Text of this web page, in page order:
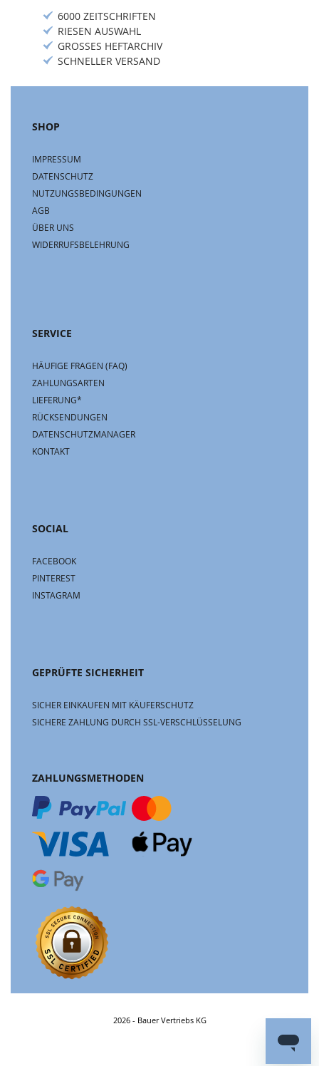
6000 ZEITSCHRIFTEN
RIESEN AUSWAHL
GROSSES HEFTARCHIV
SCHNELLER VERSAND
SHOP
IMPRESSUM
DATENSCHUTZ
NUTZUNGSBEDINGUNGEN
AGB
ÜBER UNS
WIDERRUFSBELEHRUNG
SERVICE
HÄUFIGE FRAGEN (FAQ)
ZAHLUNGSARTEN
LIEFERUNG*
RÜCKSENDUNGEN
DATENSCHUTZMANAGER
KONTAKT
SOCIAL
FACEBOOK
PINTEREST
INSTAGRAM
GEPRÜFTE SICHERHEIT
SICHER EINKAUFEN MIT KÄUFERSCHUTZ
SICHERE ZAHLUNG DURCH SSL-VERSCHLÜSSELUNG
ZAHLUNGSMETHODEN
2026 - Bauer Vertriebs KG